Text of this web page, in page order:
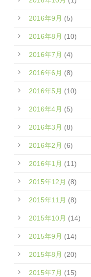
2016年9月 (5)
2016年8月 (10)
2016年7月 (4)
2016年6月 (8)
2016年5月 (10)
2016年4月 (5)
2016年3月 (8)
2016年2月 (6)
2016年1月 (11)
2015年12月 (8)
2015年11月 (8)
2015年10月 (14)
2015年9月 (14)
2015年8月 (20)
2015年7月 (15)